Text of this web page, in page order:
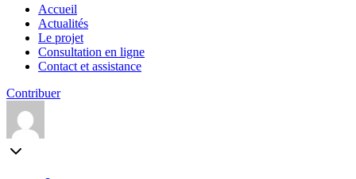
Accueil
Actualités
Le projet
Consultation en ligne
Contact et assistance
Contribuer